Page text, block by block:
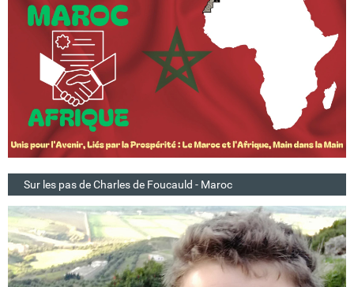
Sur les pas de Charles de Foucauld - Maroc